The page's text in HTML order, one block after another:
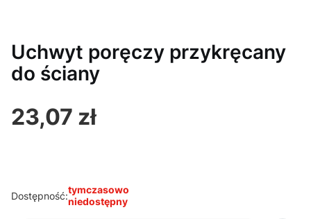
Uchwyt poręczy przykręcany
do ściany
Cena
23,07 zł
Dostępność:tymczasowo
niedostępny